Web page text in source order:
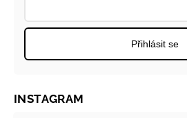
Přihlásit se
INSTAGRAM